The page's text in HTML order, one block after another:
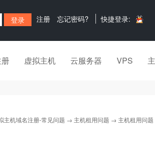
注册 忘记密码? 快捷登录:
虚拟主机 云服务器 VPS
主机域名注册-常见问题 → 主机租用问题 → 主机租用问题